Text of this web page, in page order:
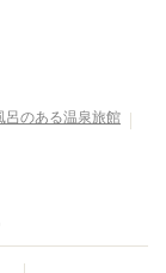
呂のある温泉旅館